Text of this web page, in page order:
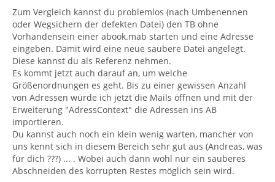
Zum Vergleich kannst du problemlos (nach Umbenennen
oder Wegsichern der defekten Datei) den TB ohne
Vorhandensein einer abook.mab starten und eine Adresse
eingeben. Damit wird eine neue saubere Datei angelegt.
Diese kannst du als Referenz nehmen.
Es kommt jetzt auch darauf an, um welche
Größenordnungen es geht. Bis zu einer gewissen Anzahl
von Adressen würde ich jetzt die Mails öffnen und mit der
Erweiterung "AdressContext" die Adressen ins AB
importieren.
Du kannst auch noch ein klein wenig warten, mancher von
uns kennt sich in diesem Bereich sehr gut aus (Andreas, was
für dich ???) ... . Wobei auch dann wohl nur ein sauberes
Abschneiden des korrupten Restes möglich sein wird.